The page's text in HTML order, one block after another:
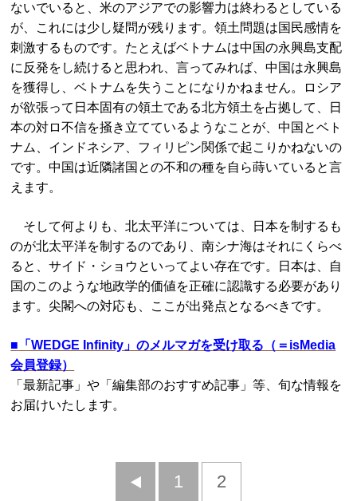
ないでいると、米のアジアでの影響力は終わるとしている
が、これには少し疑問が残ります。領土問題は国民感情を
刺激するものです。たとえばベトナムは中国の永興島支配
に反発をし続けると思われ、言ってみれば、中国は永興島
を獲得し、ベトナムを失うことになりかねません。ロシア
が欲張って日本固有の領土である北方領土を占拠して、日
本の対ロ不信を掻き立てているようなことが、中国とベト
ナム、インドネシア、フィリピン関係で起こりかねないの
です。中国は近隣諸国との不和の種を自ら蒔いていると言
えます。
そして何よりも、北太平洋については、日本を制するも
のが北太平洋を制するのであり、南シナ海はそれにくらべ
ると、サイド・ショウといってよい存在です。日本は、自
国のこのような地政学的価値を正確に認識する必要があり
ます。尖閣への対応も、ここが出発点となるべきです。
■ 「WEDGE Infinity」のメルマガを受け取る（＝isMedia
会員登録）
「最新記事」や「編集部のおすすめ記事」等、旬な情報を
お届けいたします。
前
1 2